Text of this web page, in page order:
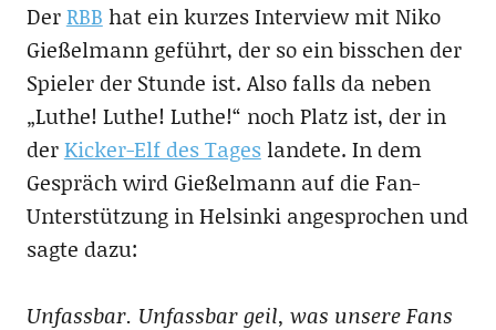
DerRBB hat ein kurzes Interview mit Niko
Gießelmann geführt, der so ein bisschen der
Spieler der Stunde ist. Also falls da neben
„Luthe! Luthe! Luthe!“ noch Platz ist, der in
derKicker-Elf des Tageslandete. In dem
Gespräch wird Gießelmann auf die Fan-
Unterstützung in Helsinki angesprochen und
sagte dazu:
Unfassbar. Unfassbar geil, was unsere Fans